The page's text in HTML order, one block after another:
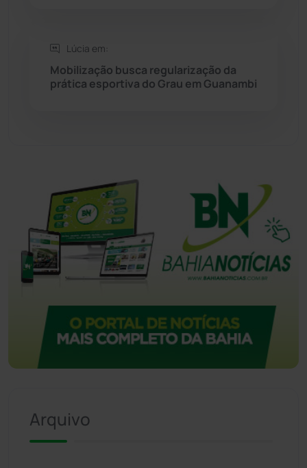
Lúcia em:
Mobilização busca regularização da
prática esportiva do Grau em Guanambi
Arquivo